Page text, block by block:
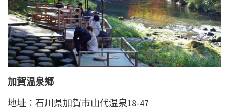
加賀温泉郷
地址：石川県加賀市山代温泉18-47